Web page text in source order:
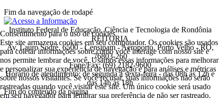
Fim da navegação de rodapé
Instituto Federal de Educação, Ciência e Tecnologia de Rondônia
REITORIA
Av. Lauro Sodré, 6500 - Censipam - Aeroporto, Porto Velho - RO,
76803-260
Fone/Fax: (69) 2182-9600
Horário de atendimento: de segunda a sexta-feira - das 08h às 12h e
das 14h às 18h
Fim do conteúdo da página
Consentimento para o uso de cookies
Este site armazena cookies em seu computador. Os cookies são usados
para coletar informações sobre como você interage com nosso site e
nos permite lembrar de você. Usamos essas informações para melhorar
e personalizar sua experiência de navegação e para análises e métricas
sobre nossos visitantes. Se você recusar, suas informações não serão
rastreadas quando você visitar este site. Um único cookie será usado
em seu navegador para lembrar sua preferência de não ser rastreado.